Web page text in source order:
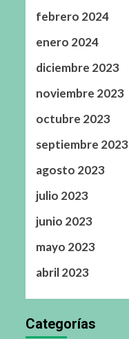
febrero 2024
enero 2024
diciembre 2023
noviembre 2023
octubre 2023
septiembre 2023
agosto 2023
julio 2023
junio 2023
mayo 2023
abril 2023
Categorías